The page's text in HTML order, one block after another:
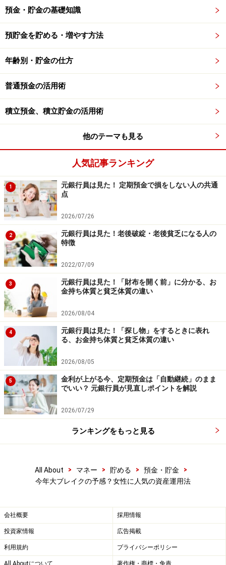
預金・貯金の基礎知識
預貯金を貯める・増やす方法
年齢別・貯金の仕方
普通預金の活用術
積立預金、積立貯金の活用術
他のテーマも見る
人気記事ランキング
1
元銀行員は見た！ 定期預金で損をしない人の共通
点
2026/07/26
2
元銀行員は見た！老後破綻・老後貧乏になる人の
特徴
2022/07/09
3
元銀行員は見た！「財布を開く前」に分かる、お
金持ち体質と貧乏体質の違い
2026/08/04
4
元銀行員は見た！「探し物」をするときに表れ
る、お金持ち体質と貧乏体質の違い
2026/08/05
5
金利が上がる今、定期預金は「自動継続」のまま
でいい？ 元銀行員が見直しポイントを解説
2026/07/29
ランキングをもっと見る
All About > マネー > 貯める > 預金・貯金
>
今年大ブレイクの予感？女性に人気の資産運用法
会社概要 採用情報
投資家情報 広告掲載
利用規約 プライバシーポリシー